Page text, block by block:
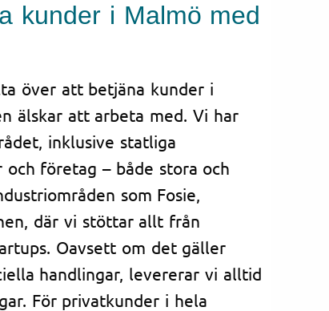
kunder i Malmö med
över att betjäna kunder i
älskar att arbeta med. Vi har
inklusive statliga
företag – både stora och
som Fosie,
där vi stöttar allt från
Oavsett om det gäller
handlingar, levererar vi alltid
För privatkunder i hela